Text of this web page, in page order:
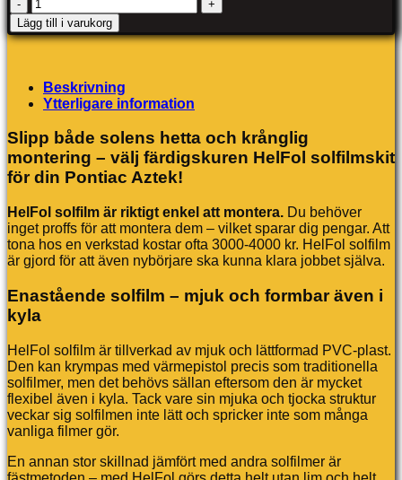
Aztek
mängd
Lägg till i varukorg
Beskrivning
Ytterligare information
Slipp både solens hetta och krånglig
montering – välj färdigskuren HelFol solfilmskit
för din Pontiac Aztek!
HelFol solfilm är riktigt enkel att montera. Du behöver
inget proffs för att montera dem – vilket sparar dig pengar. Att
tona hos en verkstad kostar ofta 3000-4000 kr. HelFol solfilm
är gjord för att även nybörjare ska kunna klara jobbet själva.
Enastående solfilm – mjuk och formbar även i
kyla
HelFol solfilm är tillverkad av mjuk och lättformad PVC-plast.
Den kan krympas med värmepistol precis som traditionella
solfilmer, men det behövs sällan eftersom den är mycket
flexibel även i kyla. Tack vare sin mjuka och tjocka struktur
veckar sig solfilmen inte lätt och spricker inte som många
vanliga filmer gör.
En annan stor skillnad jämfört med andra solfilmer är